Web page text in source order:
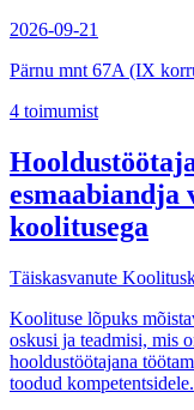
2026-09-21
Pärnu mnt 67A (IX
4 toimumist
esmaabiandja
koolitusega
Täiskasvanute
Koolituse lõpuks
oskusi ja teadmisi, mis
hooldustöötajana
toodud kompetentsidele.